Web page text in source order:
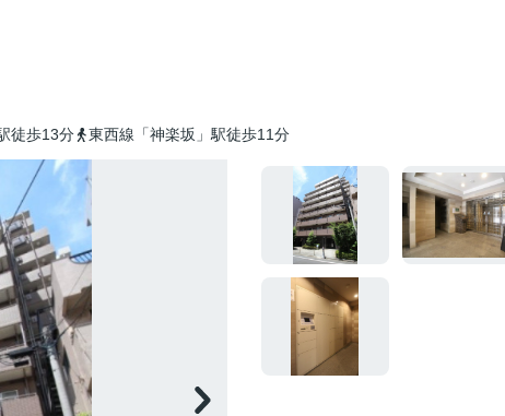
徒歩13分 東西線「神楽坂」駅徒歩11分